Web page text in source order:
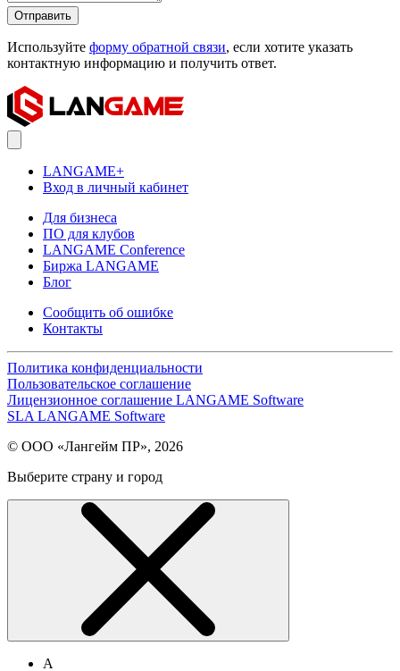
Отправить
Используйте форму обратной связи, если хотите указать
контактную информацию и получить ответ.
LANGAME+
Вход в личный кабинет
Для бизнеса
ПО для клубов
LANGAME Conference
Биржа LANGAME
Блог
Сообщить об ошибке
Контакты
Политика конфиденциальности
Пользовательское соглашение
Лицензионное соглашение LANGAME Software
SLA LANGAME Software
© ООО «Лангейм ПР», 2026
Выберите страну и город
А